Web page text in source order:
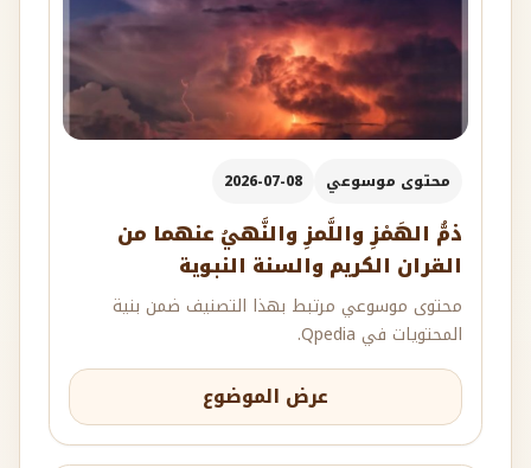
محتوى موسوعي 2026-07-08
ذمُّ الهَمْزِ واللَّمزِ والنَّهيُ عنهما من
القران الكريم والسنة النبوية
محتوى موسوعي مرتبط بهذا التصنيف ضمن بنية
المحتويات في Qpedia.
عرض الموضوع